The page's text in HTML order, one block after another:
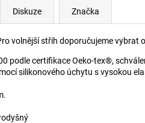
Diskuze Značka
volnější střih doporučujeme vybrat
podle certifikace Oeko-tex®,
silikonového úchytu s vysokou